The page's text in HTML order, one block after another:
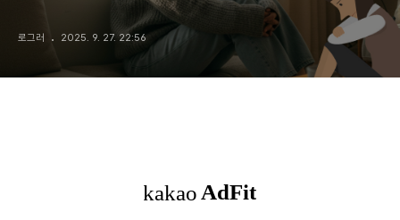
로그러 2025. 9. 27. 22:56